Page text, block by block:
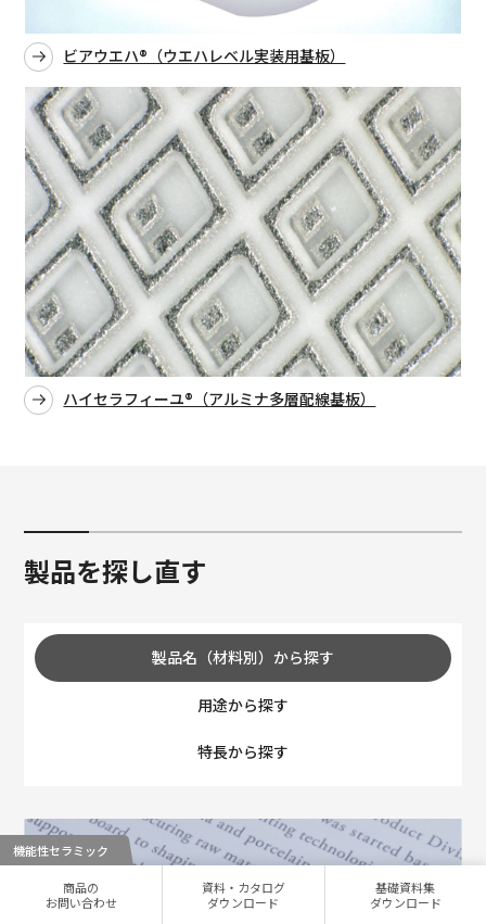
ビアウエハ®（ウエハレベル実装用基板）
ハイセラフィーユ®（アルミナ多層配線基板）
製品を探し直す
製品名（材料別）から探す
用途から探す
特長から探す
機能性セラミック
商品の
お問い合わせ
新しいタブで開きます資料・カタログ
ダウンロード
新しいタブで開きます基礎資料集
ダウンロード
新しいタブ